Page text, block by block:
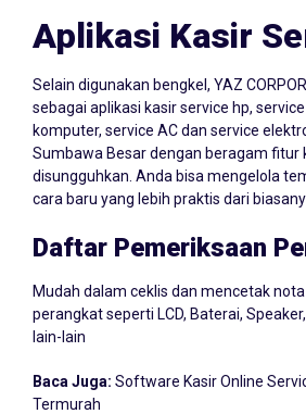
Aplikasi Kasir
Selain digunakan bengkel, YAZ
sebagai aplikasi kasir service hp,
komputer, service AC dan service
Sumbawa Besar dengan beragam fitur
disungguhkan. Anda bisa mengelola
cara baru yang lebih praktis dari
Daftar Pemeriksaan
Mudah dalam ceklis dan mencetak
perangkat seperti LCD, Baterai,
lain-lain
Baca Juga: Software Kasir Online
Termurah